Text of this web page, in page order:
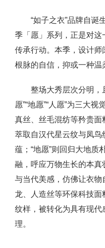
“如子之衣”品牌自
季「愿」系列，正是对
传承行动。本季，设计
根脉的自信，抑或一种温
整场大秀层次分明，
愿”“地愿”“人愿”为三大
真丝、丝毛混纺等矜贵
萃取自汉代星云纹与凤
蕴；“地愿”则回归大地
融，呼应万物生长的本
与当代美感，仿佛让衣物
龙、人造丝等环保科技
纹样，被转化为具有现
理。